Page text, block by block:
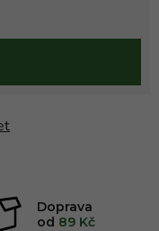
Doprava
od 89 Kč